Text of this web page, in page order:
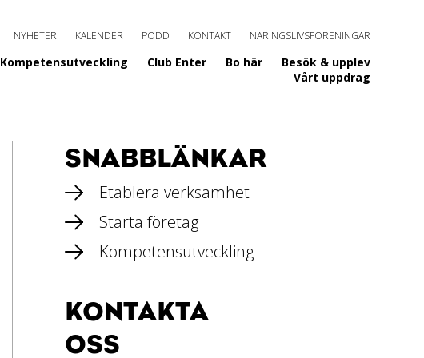
NYHETER KALENDER PODD KONTAKT NÄRINGSLIVSFÖRENINGAR
Kompetensutveckling Club Enter Bo här
Besök & upplev
Vårt uppdrag
SNABBLÄNKAR
Etablera verksamhet
Starta företag
Kompetensutveckling
KONTAKTA
OSS